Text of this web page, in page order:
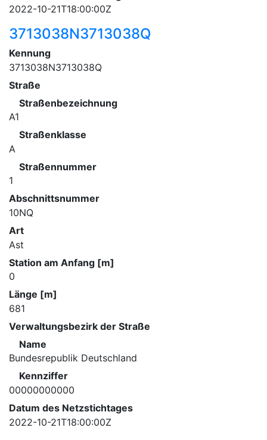
2022-10-21T18:00:00Z
3713038N3713038Q
Kennung
3713038N3713038Q
Straße
Straßenbezeichnung
A1
Straßenklasse
A
Straßennummer
1
Abschnittsnummer
10NQ
Art
Ast
Station am Anfang [m]
0
Länge [m]
681
Verwaltungsbezirk der Straße
Name
Bundesrepublik Deutschland
Kennziffer
00000000000
Datum des Netzstichtages
2022-10-21T18:00:00Z